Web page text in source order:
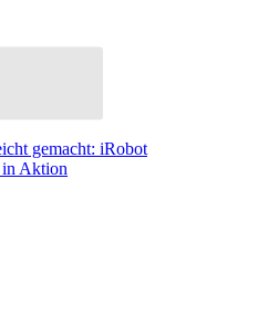
gemacht: iRobot
in Aktion